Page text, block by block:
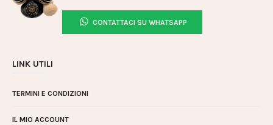
CONTATTACI SU WHATSAPP
LINK UTILI
TERMINI E CONDIZIONI
IL MIO ACCOUNT